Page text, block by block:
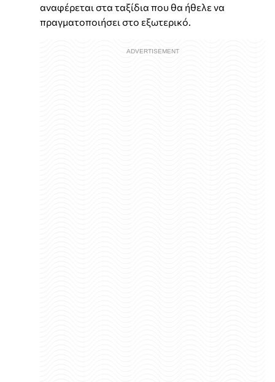
αναφέρεται στα ταξίδια που θα ήθελε να
πραγματοποιήσει στο εξωτερικό.